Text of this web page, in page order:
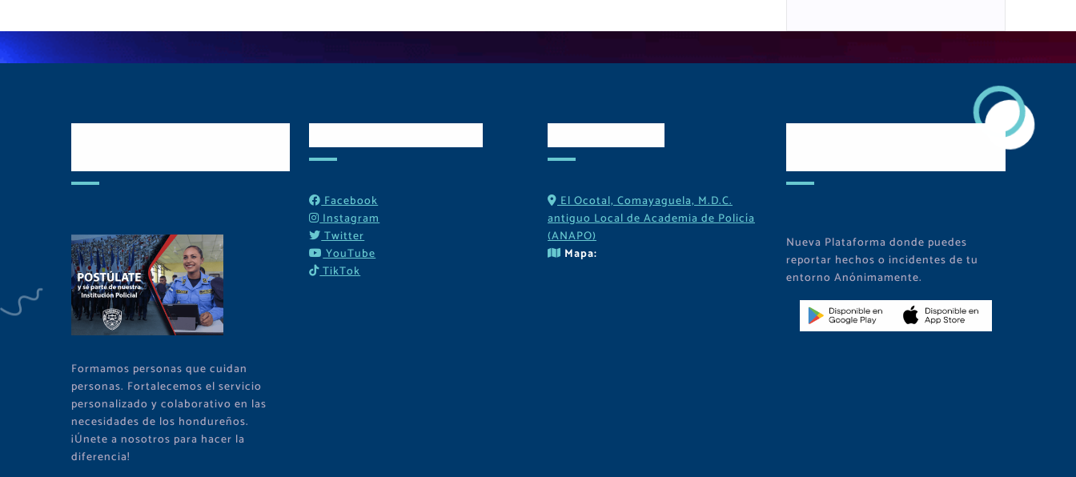
Formamos personas que cuidan
personas. Fortalecemos el servicio
personalizado y colaborativo en las
necesidades de los hondureños.
¡Únete a nosotros para hacer la
diferencia!
Facebook
Instagram
Twitter
YouTube
TikTok
El Ocotal, Comayaguela, M.D.C.
antiguo Local de Academia de Policía
(ANAPO)
Mapa:
Nueva Plataforma donde puedes
reportar hechos o incidentes de tu
entorno Anónimamente.